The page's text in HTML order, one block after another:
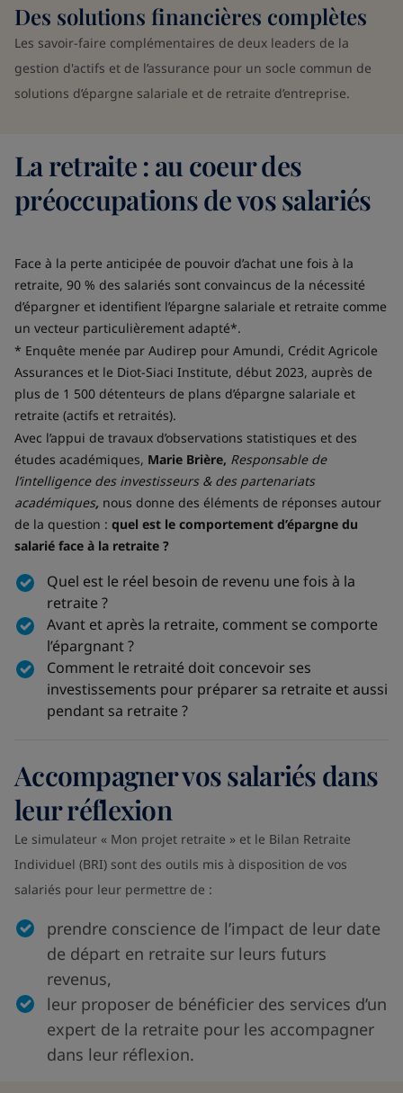
Des solutions financières complètes
Les savoir-faire complémentaires de deux leaders de la
gestion d'actifs et de l’assurance pour un socle commun de
solutions d’épargne salariale et de retraite d’entreprise.
La retraite : au coeur des
préoccupations de vos salariés
Face à la perte anticipée de pouvoir d’achat une fois à la
retraite, 90 % des salariés sont convaincus de la nécessité
d’épargner et identifient l’épargne salariale et retraite comme
un vecteur particulièrement adapté*.
* Enquête menée par Audirep pour Amundi, Crédit Agricole
Assurances et le Diot-Siaci Institute, début 2023, auprès de
plus de 1 500 détenteurs de plans d’épargne salariale et
retraite (actifs et retraités).
Avec l’appui de travaux d’observations statistiques et des
études académiques, Marie Brière, Responsable de
l’intelligence des investisseurs & des partenariats
académiques, nous donne des éléments de réponses autour
de la question : quel est le comportement d’épargne du
salarié face à la retraite ?
Quel est le réel besoin de revenu une fois à la
retraite ?
Avant et après la retraite, comment se comporte
l’épargnant ?
Comment le retraité doit concevoir ses
investissements pour préparer sa retraite et aussi
pendant sa retraite ?
Accompagner vos salariés dans
leur réflexion
Le simulateur « Mon projet retraite » et le Bilan Retraite
Individuel (BRI) sont des outils mis à disposition de vos
salariés pour leur permettre de :
prendre conscience de l’impact de leur date
de départ en retraite sur leurs futurs
revenus,
leur proposer de bénéficier des services d’un
expert de la retraite pour les accompagner
dans leur réflexion.